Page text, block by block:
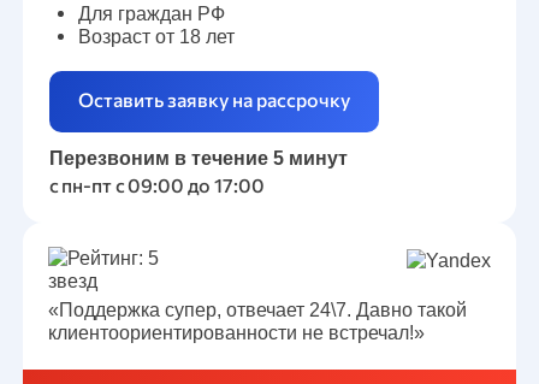
Для граждан РФ
Возраст от 18 лет
Оставить заявку на рассрочку
Перезвоним в течение 5 минут
с пн-пт с 09:00 до 17:00
«Поддержка супер, отвечает 24\7. Давно такой
клиентоориентированности не встречал!»